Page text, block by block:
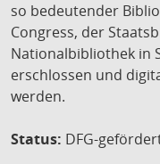
so bedeutender
Congress, der
Nationalbibliothek in
erschlossen und
werden.
Status: DFG-